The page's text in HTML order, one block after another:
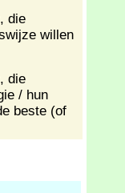
die
willen
die
/ hun
beste (of